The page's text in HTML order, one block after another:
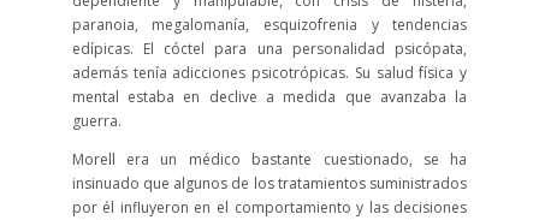
paranoia, megalomanía, esquizofrenia y tendencias
edípicas. El cóctel para una personalidad psicópata,
además tenía adicciones psicotrópicas. Su salud física y
mental estaba en declive a medida que avanzaba la
guerra.
Morell era un médico bastante cuestionado, se ha
insinuado que algunos de los tratamientos suministrados
por él influyeron en el comportamiento y las decisiones